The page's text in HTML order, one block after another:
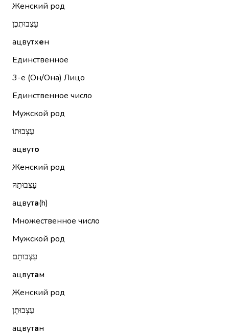
Женский род
עַצְבוּתְכֶן
ацвутхен
Единственное
3-е (Он/Она) Лицо
Единственное число
Мужской род
עַצְבוּתוֹ
ацвуто
Женский род
עַצְבוּתָהּ
ацвута(h)
Множественное число
Мужской род
עַצְבוּתָם
ацвутам
Женский род
עַצְבוּתָן
ацвутан